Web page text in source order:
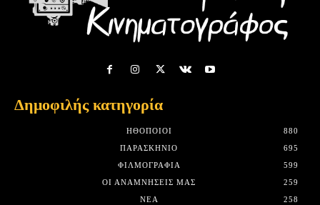
Δημοφιλής κατηγορία
HΘΟΠΟΙΟΊ
880
ΠΑΡΑΣΚΉΝΙΟ
695
ΦΙΛΜΟΓΡΑΦΊΑ
599
ΟΙ ΑΝΑΜΝΉΣΕΙΣ ΜΑΣ
259
ΝΈΑ
258